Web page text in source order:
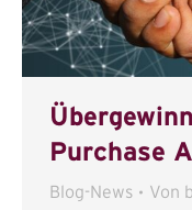
Purchase
Blog-News Von